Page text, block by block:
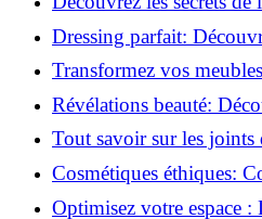
Pourquoi vous devez
Dressing parfait:
rangement optimal!
Transformez vos
installer des roulettes en
Révélations beauté:
transforme votre routine!
Tout savoir sur les joints
questions clés pour
Cosmétiques éthiques:
routine beauté!
Optimisez votre espace :